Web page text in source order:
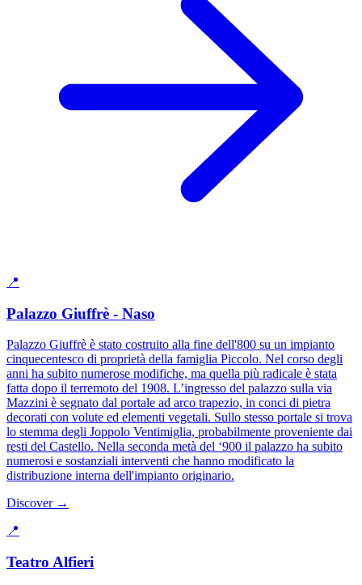
📍
Palazzo Giuffrè - Naso
Palazzo Giuffrè è stato costruito alla fine dell'800 su un impianto
cinquecentesco di proprietà della famiglia Piccolo. Nel corso degli
anni ha subito numerose modifiche, ma quella più radicale è stata
fatta dopo il terremoto del 1908. L’ingresso del palazzo sulla via
Mazzini è segnato dal portale ad arco trapezio, in conci di pietra
decorati con volute ed elementi vegetali. Sullo stesso portale si trova
lo stemma degli Joppolo Ventimiglia, probabilmente proveniente dai
resti del Castello. Nella seconda metà del ‘900 il palazzo ha subito
numerosi e sostanziali interventi che hanno modificato la
distribuzione interna dell'impianto originario.
Discover →
📍
Teatro Alfieri